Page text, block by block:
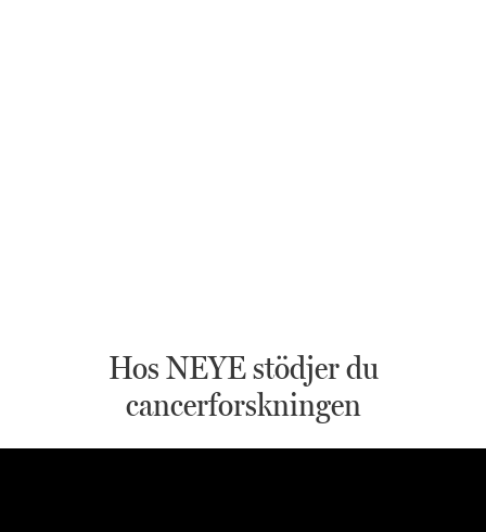
Hos NEYE stödjer du
cancerforskningen